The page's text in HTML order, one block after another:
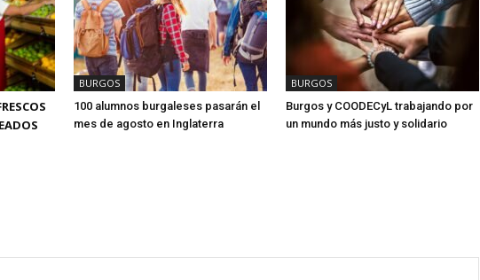
BURGOS
100 alumnos burgaleses pasarán el
mes de agosto en Inglaterra
BURGOS
Burgos y COODECyL trabajando por
un mundo más justo y solidario